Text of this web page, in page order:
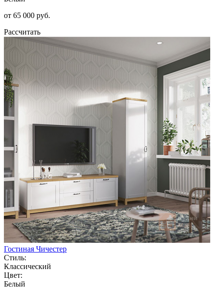
от 65 000 руб.
Рассчитать
Гостиная Чичестер
Стиль:
Классический
Цвет:
Белый